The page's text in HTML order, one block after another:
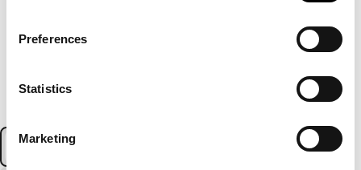
Preferences
Statistics
Marketing